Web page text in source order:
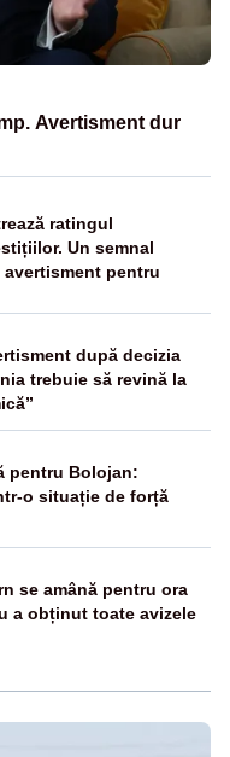
Avertisment dur
ratingul
Un semnal
pentru
după decizia
trebuie să revină la
pentru Bolojan:
o situație de forță
se amână pentru ora
a obținut toate avizele